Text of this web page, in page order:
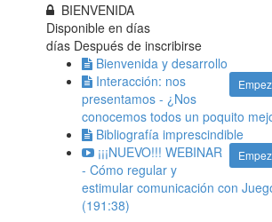
BIENVENIDA
Disponible endías
días Después de inscribirse
Bienvenida y desarrollo
Interacción: nos
presentamos - ¿Nos
conocemos todos un poquito
Bibliografía imprescindible
¡¡¡NUEVO!!! WEBINAR
- Cómo regular y
estimular comunicación con
(191:38)